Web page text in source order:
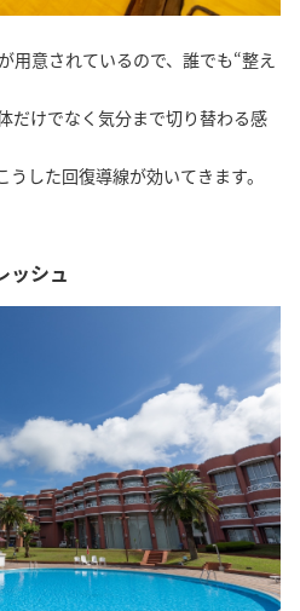
用意されているので、誰でも“整え
だけでなく気分まで切り替わる感
した回復導線が効いてきます。
ッシュ